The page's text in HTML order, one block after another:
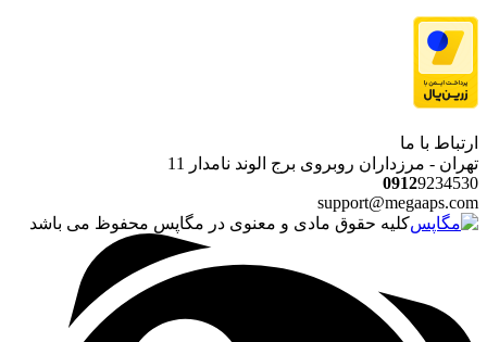
ارتباط با ما
تهران - مرزداران روبروی برج الوند نامدار 11
09129234530
support@megaaps.com
کلیه حقوق مادی و معنوی در مگاپس محفوظ می باشد